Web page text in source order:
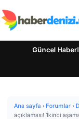
Güncel
Ana sayfa › Forumlar ›
açıklaması! ‘İkinci